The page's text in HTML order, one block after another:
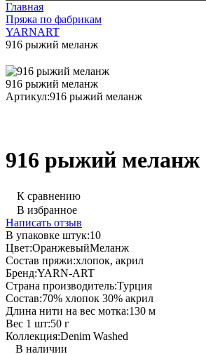
Главная
Пряжа по фабрикам
YARNART
916 рыжий меланж
916 рыжий меланж
Артикул:916 рыжий меланж
916 рыжий меланж
К сравнению
В избранное
Написать отзыв
В упаковке штук:10
Цвет:ОранжевыйМеланж
Состав пряжи:хлопок, акрил
Бренд:YARN-ART
Страна производитель:Турция
Состав:70% хлопок 30% акрил
Длина нити на вес мотка:130 м
Вес 1 шт:50 г
Коллекция:Denim Washed
В наличии